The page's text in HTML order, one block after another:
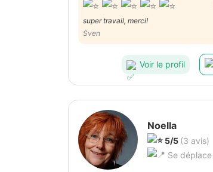
super travail, merci!
Sven
Voir le profil
Noella
5/5 (3 avis)
Se